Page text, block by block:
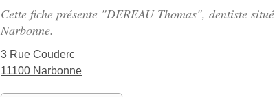
Cette fiche présente "DEREAU Thomas", dentiste situé
Narbonne.
3 Rue Couderc
11100 Narbonne